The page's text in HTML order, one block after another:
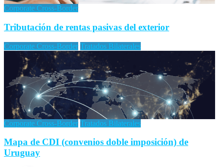
Corporate Cross-Border
Tributación de rentas pasivas del exterior
Corporate Cross-Border Tratados Bilaterales
Corporate Cross-Border Tratados Bilaterales
Mapa de CDI (convenios doble imposición) de
Uruguay